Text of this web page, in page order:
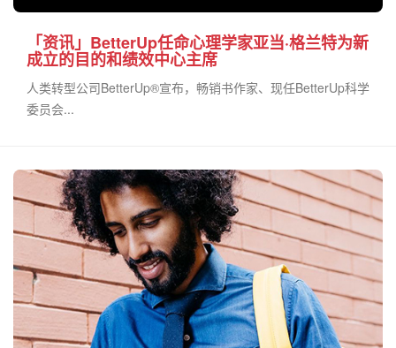
「资讯」BetterUp任命心理学家亚当·格兰特为新
成立的目的和绩效中心主席
人类转型公司BetterUp®宣布，畅销书作家、现任BetterUp科学
委员会...